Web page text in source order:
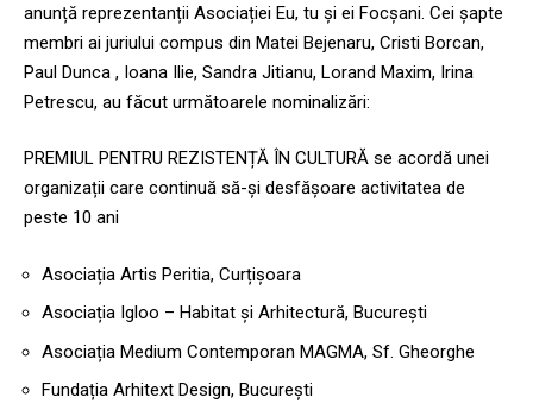
anunță reprezentanții Asociației Eu, tu și ei Focșani. Cei șapte
membri ai juriului compus din Matei Bejenaru, Cristi Borcan,
Paul Dunca , Ioana Ilie, Sandra Jitianu, Lorand Maxim, Irina
Petrescu, au făcut următoarele nominalizări:
PREMIUL PENTRU REZISTENȚĂ ÎN CULTURĂ se acordă unei
organizații care continuă să-și desfășoare activitatea de
peste 10 ani
Asociația Artis Peritia, Curțișoara
Asociația Igloo – Habitat și Arhitectură, București
Asociația Medium Contemporan MAGMA, Sf. Gheorghe
Fundația Arhitext Design, București